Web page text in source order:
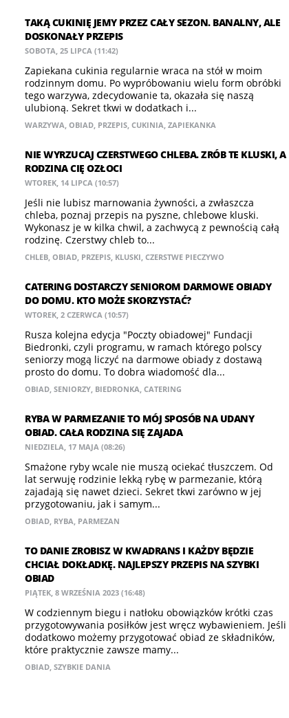
TAKĄ CUKINIĘ JEMY PRZEZ CAŁY SEZON. BANALNY, ALE
DOSKONAŁY PRZEPIS
SOBOTA, 25 LIPCA (11:42)
Zapiekana cukinia regularnie wraca na stół w moim
rodzinnym domu. Po wypróbowaniu wielu form obróbki
tego warzywa, zdecydowanie ta, okazała się naszą
ulubioną. Sekret tkwi w dodatkach i...
WARZYWA, OBIAD, PRZEPIS, CUKINIA, ZAPIEKANKA
NIE WYRZUCAJ CZERSTWEGO CHLEBA. ZRÓB TE KLUSKI, A
RODZINA CIĘ OZŁOCI
WTOREK, 14 LIPCA (10:57)
Jeśli nie lubisz marnowania żywności, a zwłaszcza
chleba, poznaj przepis na pyszne, chlebowe kluski.
Wykonasz je w kilka chwil, a zachwycą z pewnością całą
rodzinę. Czerstwy chleb to...
CHLEB, OBIAD, PRZEPIS, KLUSKI, CZERSTWE PIECZYWO
CATERING DOSTARCZY SENIOROM DARMOWE OBIADY
DO DOMU. KTO MOŻE SKORZYSTAĆ?
WTOREK, 2 CZERWCA (10:57)
Rusza kolejna edycja "Poczty obiadowej" Fundacji
Biedronki, czyli programu, w ramach którego polscy
seniorzy mogą liczyć na darmowe obiady z dostawą
prosto do domu. To dobra wiadomość dla...
OBIAD, SENIORZY, BIEDRONKA, CATERING
RYBA W PARMEZANIE TO MÓJ SPOSÓB NA UDANY
OBIAD. CAŁA RODZINA SIĘ ZAJADA
NIEDZIELA, 17 MAJA (08:26)
Smażone ryby wcale nie muszą ociekać tłuszczem. Od
lat serwuję rodzinie lekką rybę w parmezanie, którą
zajadają się nawet dzieci. Sekret tkwi zarówno w jej
przygotowaniu, jak i samym...
OBIAD, RYBA, PARMEZAN
​TO DANIE ZROBISZ W KWADRANS I KAŻDY BĘDZIE
CHCIAŁ DOKŁADKĘ. NAJLEPSZY PRZEPIS NA SZYBKI
OBIAD
PIĄTEK, 8 WRZEŚNIA 2023 (16:48)
W codziennym biegu i natłoku obowiązków krótki czas
przygotowywania posiłków jest wręcz wybawieniem. Jeśli
dodatkowo możemy przygotować obiad ze składników,
które praktycznie zawsze mamy...
OBIAD, SZYBKIE DANIA